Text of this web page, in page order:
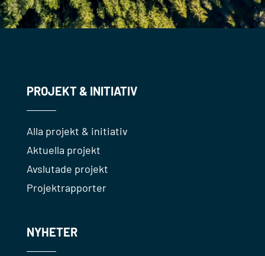
PROJEKT & INITIATIV
Alla projekt & initiativ
Aktuella projekt
Avslutade projekt
Projektrapporter
NYHETER